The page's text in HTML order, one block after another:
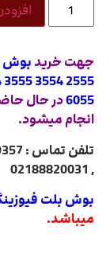
جهت خرید
6055در حال
انجام میشود.
, 02188820031
بوش بلت
میباشد.